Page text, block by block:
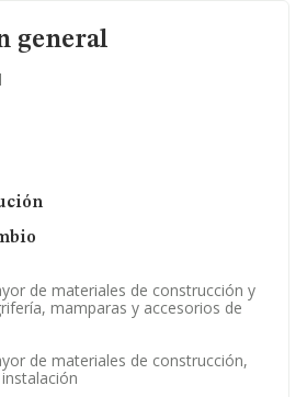
general
de materiales de construcción y
mamparas y accesorios de
de materiales de construcción,
y registral complementaria.